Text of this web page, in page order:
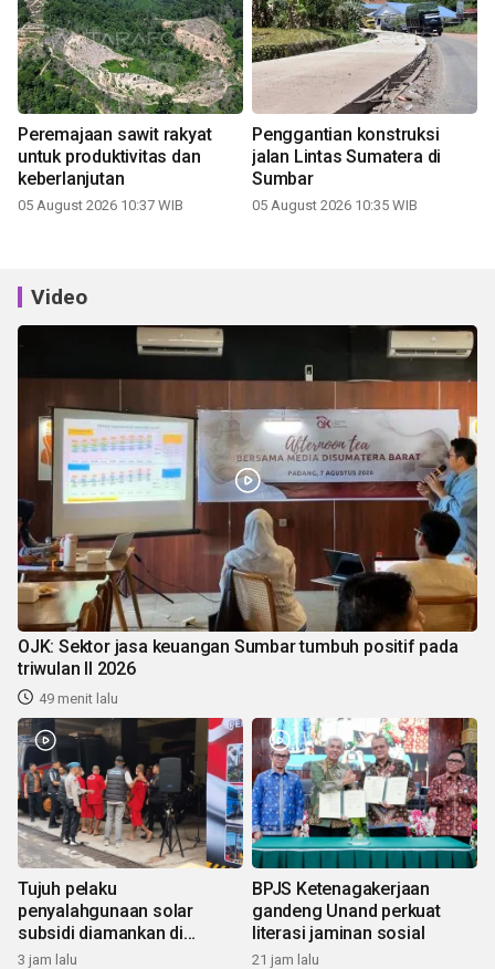
Peremajaan sawit rakyat
untuk produktivitas dan
keberlanjutan
05 August 2026 10:37 WIB
Penggantian konstruksi
jalan Lintas Sumatera di
Sumbar
05 August 2026 10:35 WIB
Video
OJK: Sektor jasa keuangan Sumbar tumbuh positif pada
triwulan II 2026
49 menit lalu
Tujuh pelaku
penyalahgunaan solar
subsidi diamankan di
Sumbar
3 jam lalu
BPJS Ketenagakerjaan
gandeng Unand perkuat
literasi jaminan sosial
21 jam lalu